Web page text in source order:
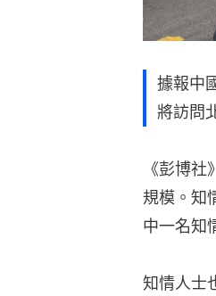
據報中
將訪問
《彭博
規模。知
中一名知
知情人士